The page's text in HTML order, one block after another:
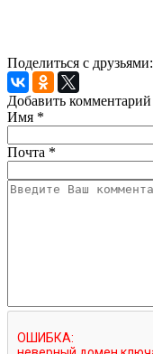
Поделиться с друзьями:
Добавить комментарий
Имя *
Почта *